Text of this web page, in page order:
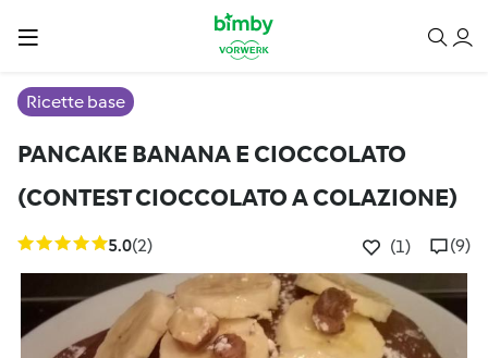
Ricette base
PANCAKE BANANA E CIOCCOLATO
(CONTEST CIOCCOLATO A COLAZIONE)
5.0(2) (1) (9)